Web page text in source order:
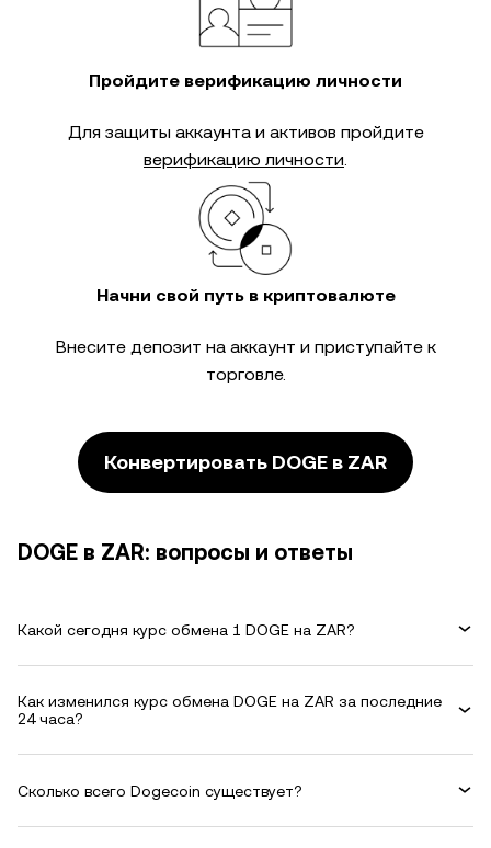
Пройдите верификацию личности
Для защиты аккаунта и активов пройдите
верификацию личности.
Начни свой путь в криптовалюте
Внесите депозит на аккаунт и приступайте к
торговле.
Конвертировать DOGE в ZAR
DOGE в ZAR: вопросы и ответы
Какой сегодня курс обмена 1 DOGE на ZAR?
Как изменился курс обмена DOGE на ZAR за последние
24 часа?
Сколько всего Dogecoin существует?